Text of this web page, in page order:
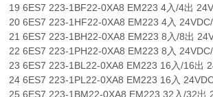
19 6ES7 223-1BF22-0XA8 EM223 4入/4出
20 6ES7 223-1HF22-0XA8 EM223 4入
21 6ES7 223-1BH22-0XA8 EM223 8入/8出
22 6ES7 223-1PH22-0XA8 EM223 8入
23 6ES7 223-1BL22-0XA8 EM223 16入/16出
24 6ES7 223-1PL22-0XA8 EM223 16入
25 6ES7 223-1BM22-0XA8 EM223 32入/32出